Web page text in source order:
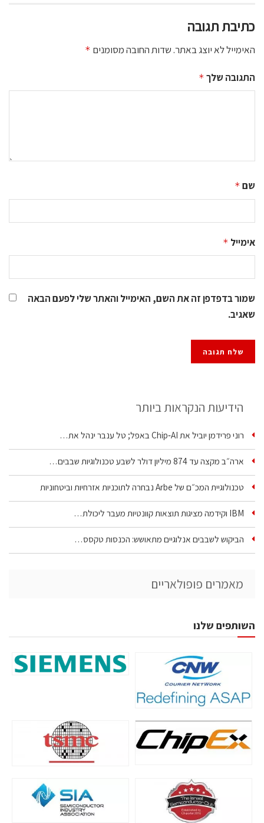
כתיבת תגובה
האימייל לא יוצג באתר.שדות החובה מסומנים *
התגובה שלך *
שם *
אימייל *
שמור בדפדפן זה את השם, האימייל והאתר שלי לפעם הבאה
שאגיב.
הידיעות הנקראות ביותר
רוני פרידמן יוביל את Chip‑AI באפל; טל ענבר ינהל את…
ארה״ב מקצה עד 874 מיליון דולר לשבע טכנולוגיות שבבים…
טכנולוגיית המכ״ם של Arbe נבחרה לתוכניות אזרחיות וביטחוניות
IBM וקידמה מציגות תוצאות קוונטיות מעבר ליכולת…
הביקוש לשבבים אנלוגיים מתאושש: הכנסות טקסס…
מאמרים פופולאריים
השותפים שלנו